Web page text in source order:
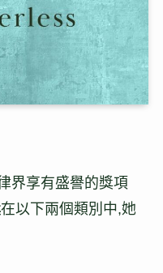
界享有盛譽的獎項
在以下兩個類別中,她